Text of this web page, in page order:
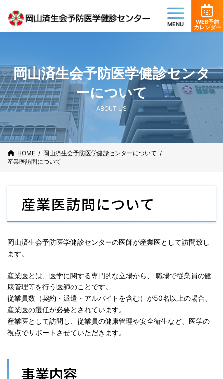
ン
キ
ッ
プ
ー
に
移
動
岡山済生会予防医学健診センタ
ーについて
ABOUT US
HOME
岡山済生会予防医学健診センターについて
産業医訪問について
産業医訪問について
岡山済生会予防医学健診センターの医師が産業医として訪問致し
ます。
産業医とは、医学に関する専門的な立場から、 職場で従業員の健
康管理等を行う医師のことです。
従業員数（契約・派遣・アルバイトを含む）が50名以上の場合、
産業医の選任が必要とされています。
産業医として訪問し、従業員の健康管理や安全衛生など、医学の
視点でサポートさせていただきます。
事業内容
WEB予約
カレンダー